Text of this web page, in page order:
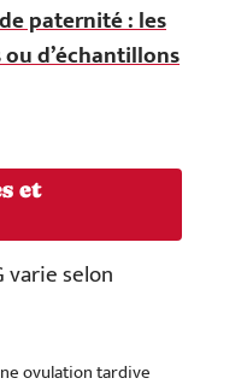
paternité : les
d’échantillons
et
varie selon
ovulation tardive